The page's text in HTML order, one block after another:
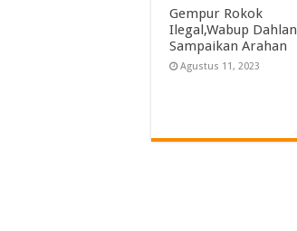
Gempur Rokok
Ilegal,Wabup Dahlan
Sampaikan Arahan
Agustus 11, 2023